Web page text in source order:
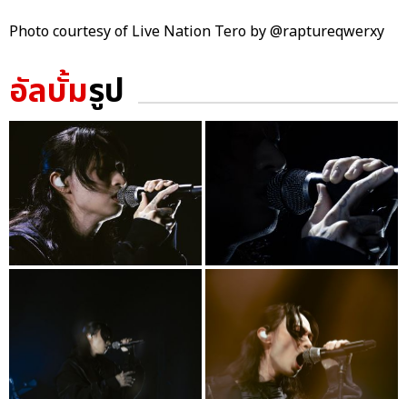
Photo courtesy of Live Nation Tero by @raptureqwerxy
อัลบั้มรูป